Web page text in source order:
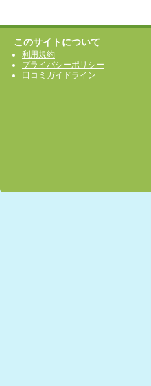
このサイトについて
利用規約
プライバシーポリシー
口コミガイドライン